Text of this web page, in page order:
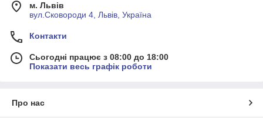
м. Львів
вул.Сковороди 4, Львів, Україна
Контакти
Сьогодні працює з 08:00 до 18:00
Показати весь графік роботи
Про нас